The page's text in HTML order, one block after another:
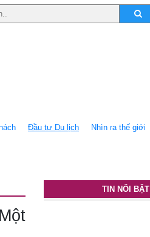
Ðầu tư Du lịch Nhìn ra thế giới
TIN NỔI BẬT